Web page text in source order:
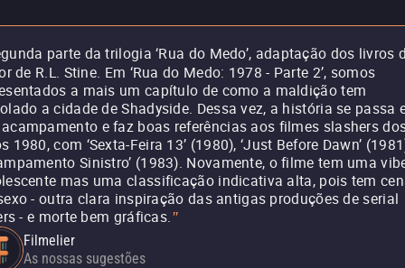
parte da trilogia ‘Rua do Medo’, adaptação dos livros
de R.L. Stine. Em ‘Rua do Medo: 1978 - Parte 2’, somos
a mais um capítulo de como a maldição tem
a cidade de Shadyside. Dessa vez, a história se passa
e faz boas referências aos filmes slashers
1980, com ‘Sexta-Feira 13’ (1980), ‘Just Before Dawn’
Sinistro’ (1983). Novamente, o filme tem uma
mas uma classificação indicativa alta, pois tem
- outra clara inspiração das antigas produções de serial
- e morte bem gráficas."
Filmelier
As nossas sugestões